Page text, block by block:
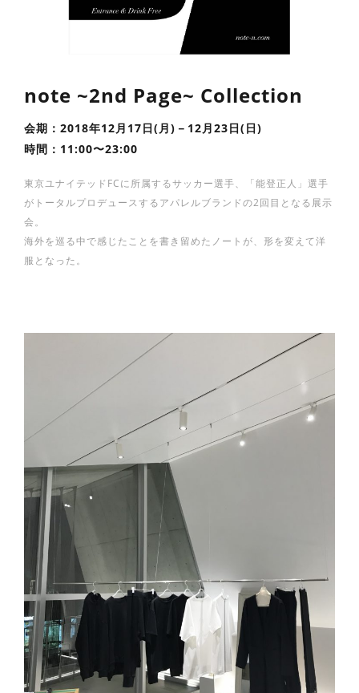
note ~2nd Page~ Collection
会期：2018年12月17日(月)－12月23日(日)
時間：11:00〜23:00
東京ユナイテッドFCに所属するサッカー選手、「能登正人」選手
がトータルプロデュースするアパレルブランドの2回目となる展示
会。
海外を巡る中で感じたことを書き留めたノートが、形を変えて洋
服となった。